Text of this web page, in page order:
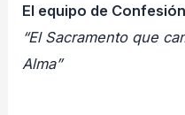
El equipo de
“El Sacramento que
Alma”